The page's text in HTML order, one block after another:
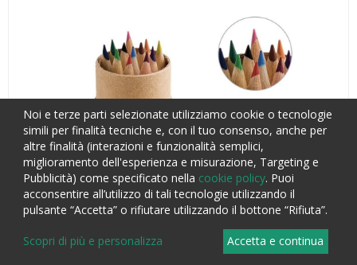
Noi e terze parti selezionate utilizziamo cookie o tecnologie
simili per finalità tecniche e, con il tuo consenso, anche per
altre finalità (interazioni e funzionalità semplici,
miglioramento dell'esperienza e misurazione, Targeting e
Pubblicità) come specificato nella cookie policy. Puoi
acconsentire all’utilizzo di tali tecnologie utilizzando il
pulsante “Accetta” o rifiutare utilizzando il bottone “Rifiuta”.
Scopri di più e personalizza Accetta e continua